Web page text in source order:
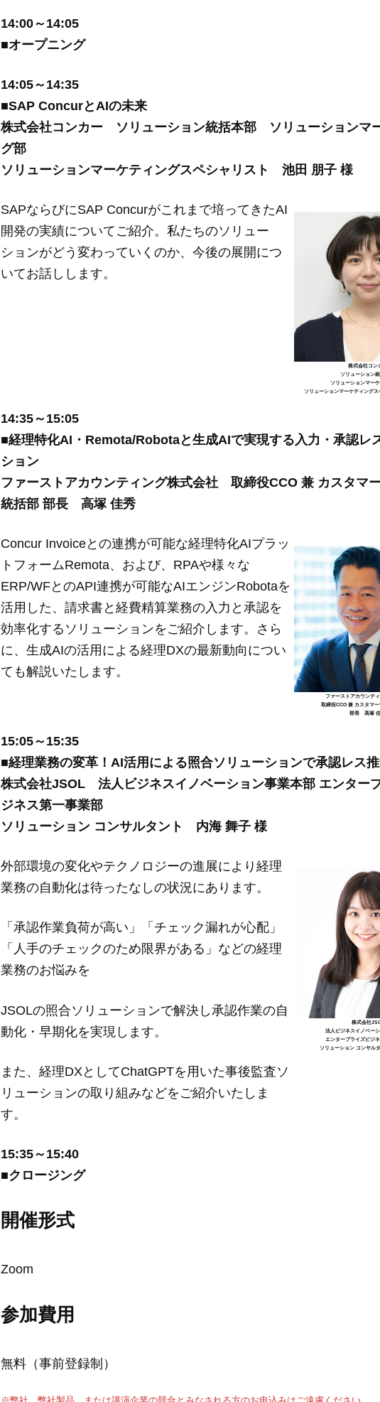
14:00～14:05
■オープニング
14:05～14:35
■SAP ConcurとAIの未来
株式会社コンカー ソリューション統括本部 ソリューションマ
グ部
ソリューションマーケティングスペシャリスト 池田 朋子 様
SAPならびにSAP Concurがこれまで培ってきたAI
開発の実績についてご紹介。私たちのソリュー
ションがどう変わっていくのか、今後の展開につ
いてお話しします。
株式会社コン
ソリューション
ソリューションマー
ソリューションマーケティングス
14:35～15:05
■経理特化AI・Remota/Robotaと生成AIで実現する入力・承認レ
ション
ファーストアカウンティング株式会社 取締役CCO 兼 カスタマ
統括部 部長 高塚 佳秀
Concur Invoiceとの連携が可能な経理特化AIプラッ
トフォームRemota、および、RPAや様々な
ERP/WFとのAPI連携が可能なAIエンジンRobotaを
活用した、請求書と経費精算業務の入力と承認を
効率化するソリューションをご紹介します。さら
に、生成AIの活用による経理DXの最新動向につい
ても解説いたします。
ファーストアカウンテ
取締役CCO 兼 カスタマ
部長 高塚
15:05～15:35
■経理業務の変革！AI活用による照合ソリューションで承認レス
株式会社JSOL 法人ビジネスイノベーション事業本部 エンター
ジネス第一事業部
ソリューション コンサルタント 内海 舞子 様
外部環境の変化やテクノロジーの進展により経理
業務の自動化は待ったなしの状況にあります。
「承認作業負荷が高い」「チェック漏れが心配」
「人手のチェックのため限界がある」などの経理
業務のお悩みを
JSOLの照合ソリューションで解決し承認作業の自
動化・早期化を実現します。
また、経理DXとしてChatGPTを用いた事後監査ソ
リューションの取り組みなどをご紹介いたしま
す。
株式会社
法人ビジネスイノベー
エンタープライズビジ
ソリューション コンサル
15:35～15:40
■クロージング
開催形式
Zoom
参加費用
無料（事前登録制）